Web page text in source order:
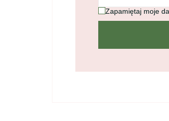
Zapamiętaj moje